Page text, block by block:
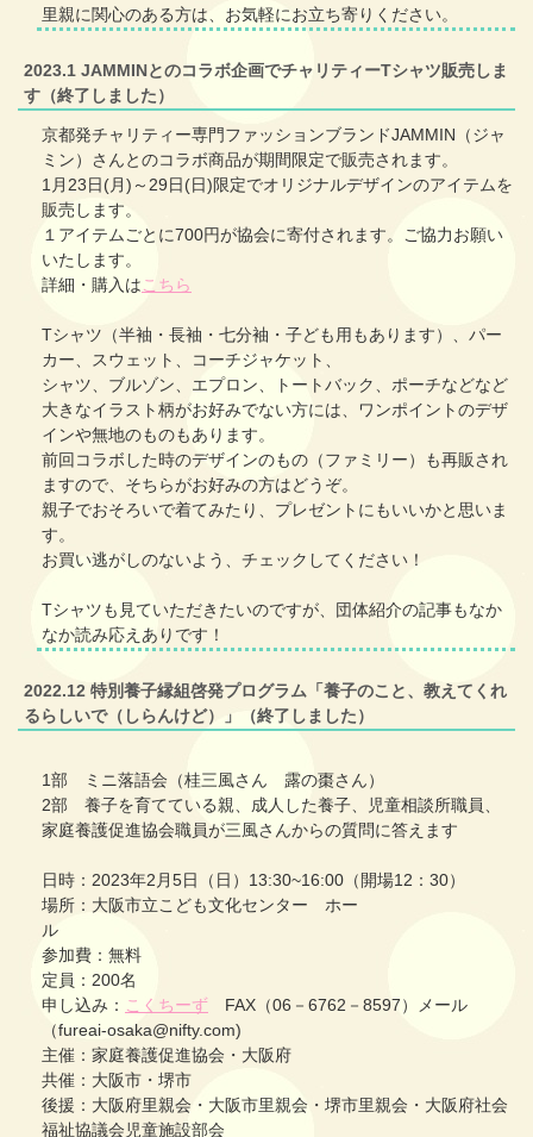
里親に関心のある方は、お気軽にお立ち寄りください。
2023.1 JAMMINとのコラボ企画でチャリティーTシャツ販売しま
す（終了しました）
京都発チャリティー専門ファッションブランドJAMMIN（ジャ
ミン）さんとのコラボ商品が期間限定で販売されます。
1月23日(月)～29日(日)限定でオリジナルデザインのアイテムを
販売します。
１アイテムごとに700円が協会に寄付されます。ご協力お願い
いたします。
詳細・購入は こちら
Tシャツ（半袖・長袖・七分袖・子ども用もあります）、パー
カー、スウェット、コーチジャケット、
シャツ、ブルゾン、エプロン、トートバック、ポーチなどなど
大きなイラスト柄がお好みでない方には、ワンポイントのデザ
インや無地のものもあります。
前回コラボした時のデザインのもの（ファミリー）も再販され
ますので、そちらがお好みの方はどうぞ。
親子でおそろいで着てみたり、プレゼントにもいいかと思いま
す。
お買い逃がしのないよう、チェックしてください！
Tシャツも見ていただきたいのですが、団体紹介の記事もなか
なか読み応えありです！
2022.12 特別養子縁組啓発プログラム「養子のこと、教えてくれ
るらしいで（しらんけど）」（終了しました）
1部 ミニ落語会（桂三風さん 露の棗さん）
2部 養子を育てている親、成人した養子、児童相談所職員、
家庭養護促進協会職員が三風さんからの質問に答えます
日時：2023年2月5日（日）13:30~16:00（開場12：30）
場所：大阪市立こども文化センター ホー
ル
参加費：無料
定員：200名
申し込み： こくちーず FAX（06－6762－8597）メール
（fureai-osaka@nifty.com)
主催：家庭養護促進協会・大阪府
共催：大阪市・堺市
後援：大阪府里親会・大阪市里親会・堺市里親会・大阪府社会
福祉協議会児童施設部会